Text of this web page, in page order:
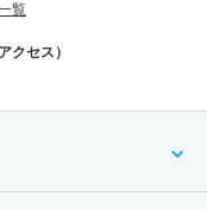
覧
クセス）